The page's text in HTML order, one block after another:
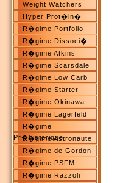
Weight Watchers
Hyper Prot�in�
R�gime Portfolio
R�gime Dissoci�
R�gime Atkins
R�gime Scarsdale
R�gime Low Carb
R�gime Starter
R�gime Okinawa
R�gime Lagerfeld
R�gime
Pr�historique
R�gime Astronaute
R�gime de Gordon
R�gime PSFM
R�gime Razzoli